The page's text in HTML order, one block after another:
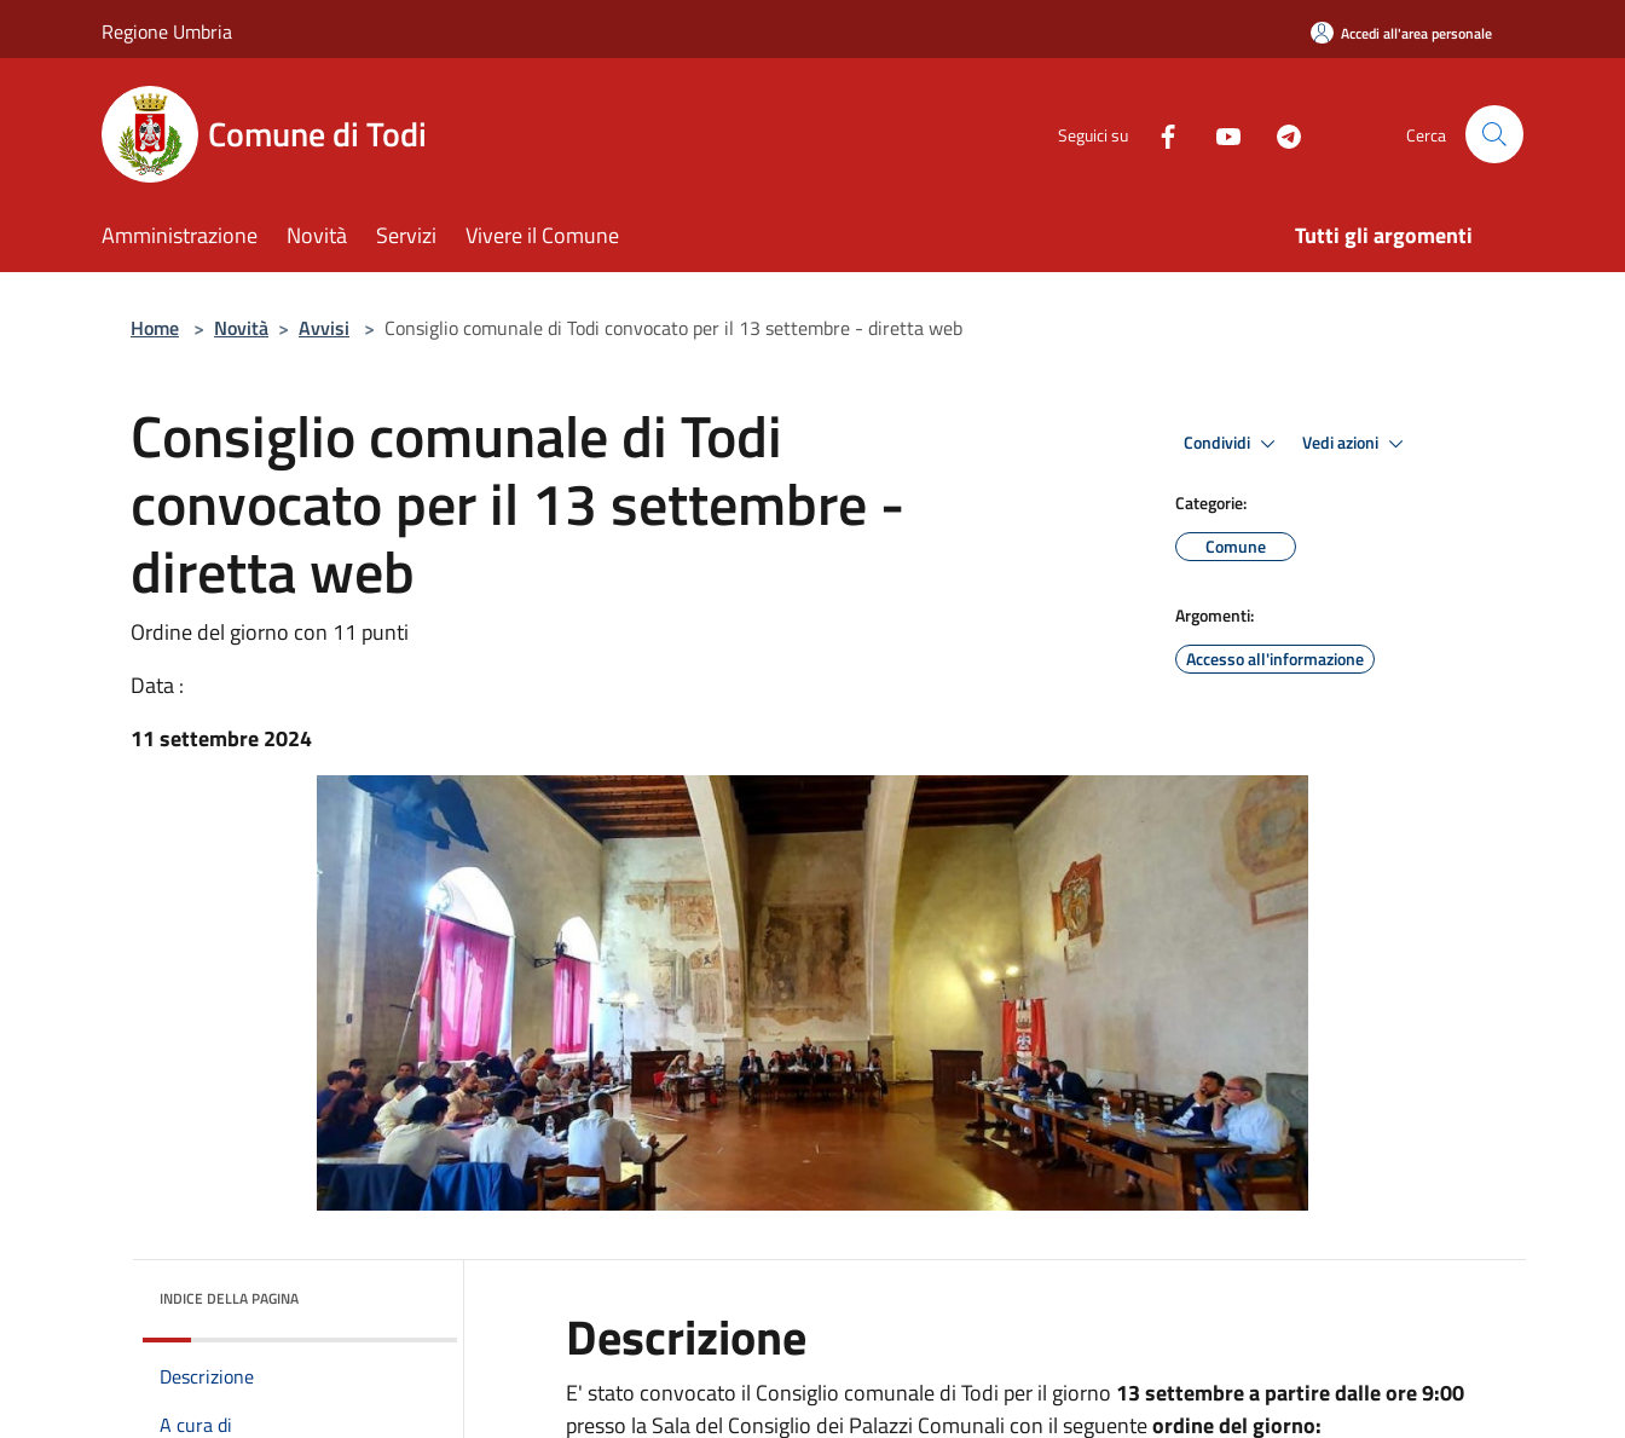
Regione Umbria Accedi all'area personale
Comune di Todi Seguici su Cerca
Amministrazione Novità Servizi Vivere il Comune Tutti gli argomenti
Home > Novità > Avvisi > Consiglio comunale di Todi convocato per il 13 settembre - diretta web
Consiglio comunale di Todi
convocato per il 13 settembre -
diretta web
Ordine del giorno con 11 punti
Data :
11 settembre 2024
Condividi Vedi azioni
Categorie:
Comune
Argomenti:
Accesso all'informazione
INDICE DELLA PAGINA
Descrizione
A cura di
Descrizione
E' stato convocato il Consiglio comunale di Todi per il giorno 13 settembre a partire dalle ore 9:00
presso la Sala del Consiglio dei Palazzi Comunali con il seguenteordine del giorno: